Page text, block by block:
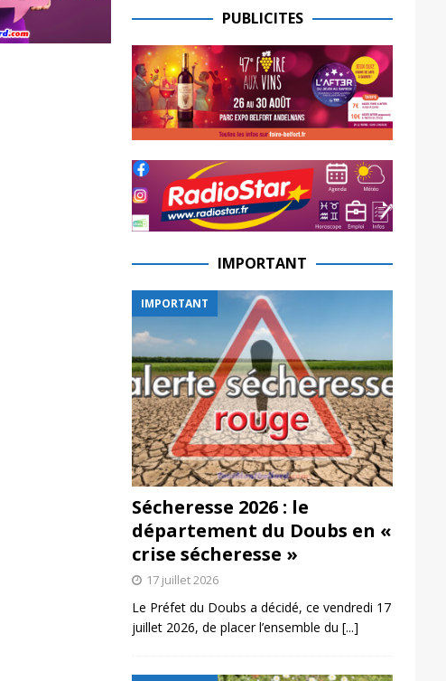
PUBLICITES
IMPORTANT
IMPORTANT
Sécheresse 2026 : le
département du Doubs en «
crise sécheresse »
17 juillet 2026
Le Préfet du Doubs a décidé, ce vendredi 17
juillet 2026, de placer l’ensemble du [...]